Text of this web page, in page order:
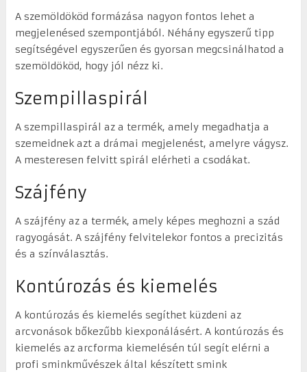
A szemöldököd formázása nagyon fontos lehet a
megjelenésed szempontjából. Néhány egyszerű tipp
segítségével egyszerűen és gyorsan megcsinálhatod a
szemöldököd, hogy jól nézz ki.
Szempillaspirál
A szempillaspirál az a termék, amely megadhatja a
szemeidnek azt a drámai megjelenést, amelyre vágysz.
A mesteresen felvitt spirál elérheti a csodákat.
Szájfény
A szájfény az a termék, amely képes meghozni a szád
ragyogását. A szájfény felvitelekor fontos a precizitás
és a színválasztás.
Kontúrozás és kiemelés
A kontúrozás és kiemelés segíthet küzdeni az
arcvonások bőkezűbb kiexponálásért. A kontúrozás és
kiemelés az arcforma kiemelésén túl segít elérni a
profi sminkművészek által készített smink